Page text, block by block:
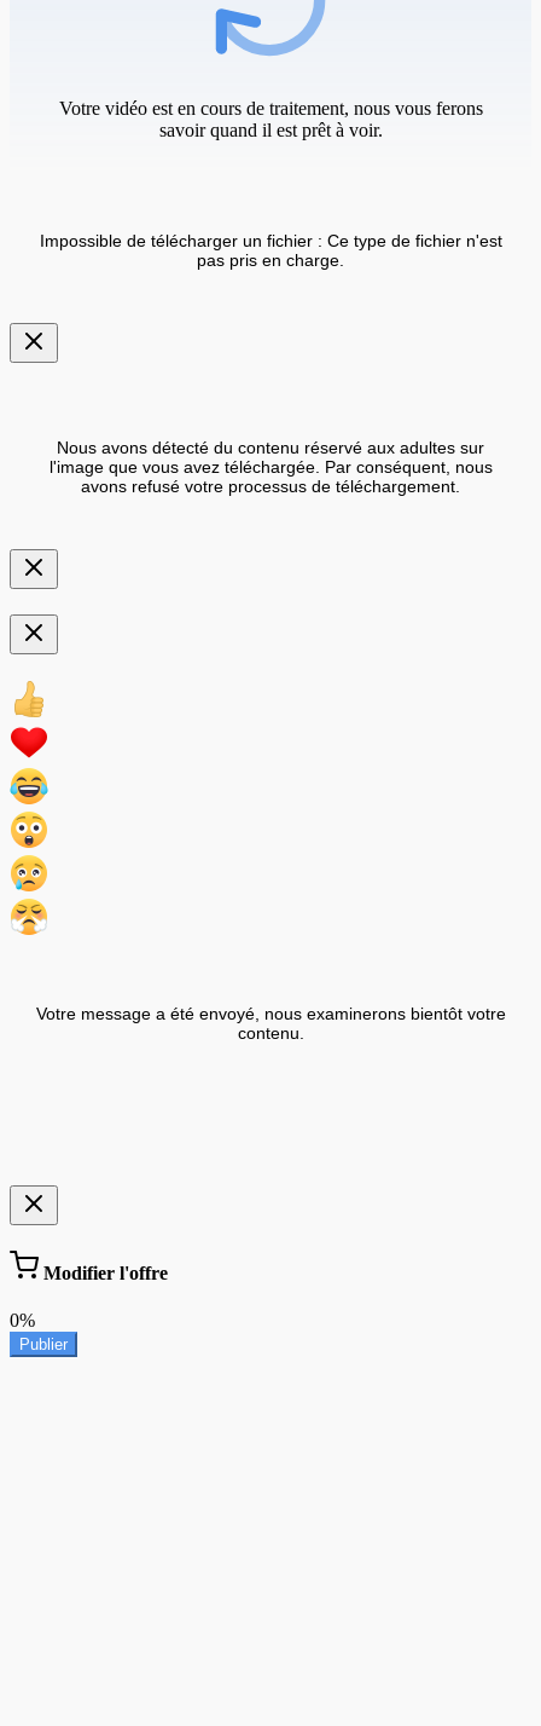
Votre vidéo est en cours de traitement, nous vous ferons
savoir quand il est prêt à voir.
Impossible de télécharger un fichier : Ce type de fichier n'est
pas pris en charge.
Nous avons détecté du contenu réservé aux adultes sur
l'image que vous avez téléchargée. Par conséquent, nous
avons refusé votre processus de téléchargement.
Votre message a été envoyé, nous examinerons bientôt votre
contenu.
Modifier l'offre
0%
Publier